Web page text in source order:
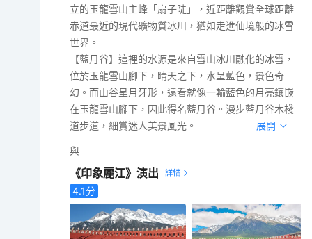
立的玉龍雪山主峰「扇子陡」，近距離觀賞全球距離
赤道最近的現代礦物質冰川，猶如走進仙境般的冰雪
世界。
【藍月谷】這裡的水源是來自雪山冰川融化的冰雪，
位於玉龍雪山腳下，晴天之下，水呈藍色，景色奇
幻。而山谷呈月牙形，遠看就像一輪藍色的月亮鑲嵌
在玉龍雪山腳下，因此得名藍月谷。漫步藍月谷木棧
道步道，細賞迷人美景風光。
展開
與
《印象麗江》演出
4.1分